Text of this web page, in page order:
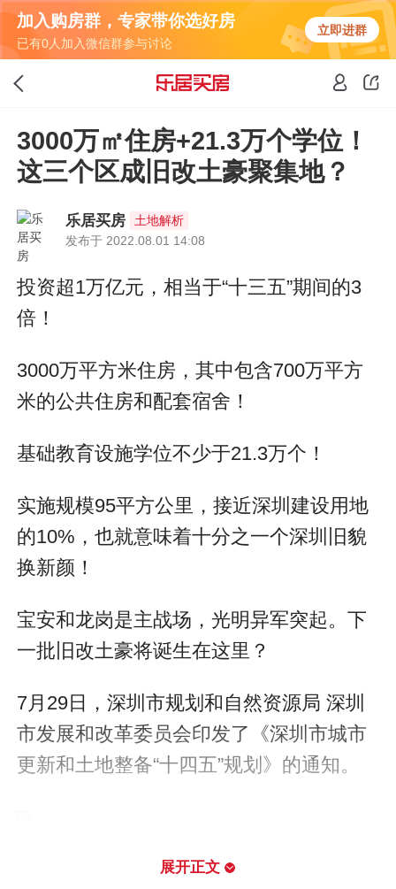
加入购房群，专家带你选好房
已有0人加入微信群参与讨论
立即进群
3000万㎡住房+21.3万个学位！
这三个区成旧改土豪聚集地？
乐居买房
土地解析
发布于 2022.08.01 14:08
投资超1万亿元，相当于“十三五”期间的3
倍！
3000万平方米住房，其中包含700万平方
米的公共住房和配套宿舍！
基础教育设施学位不少于21.3万个！
实施规模95平方公里，接近深圳建设用地
的10%，也就意味着十分之一个深圳旧貌
换新颜！
宝安和龙岗是主战场，光明异军突起。下
一批旧改土豪将诞生在这里？
7月29日，深圳市规划和自然资源局 深圳
市发展和改革委员会印发了《深圳市城市
更新和土地整备“十四五”规划》的通知。
展开正文